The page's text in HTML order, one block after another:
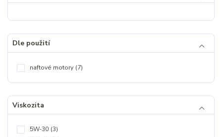
Dle použití
naftové motory (7)
Viskozita
5W-30 (3)